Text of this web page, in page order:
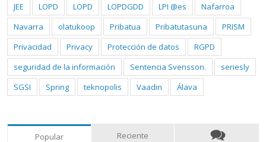
JEE
LOPD LOPD LOPDGDD LPI @es
Nafarroa
Navarra
olatukoop Pribatua Pribatutasuna
PRISM
Privacidad
Privacy Protección de datos
RGPD
seguridad de la información
Sentencia Svensson.
seriesly
SGSI
Spring teknopolis Vaadin Álava
Popular Reciente